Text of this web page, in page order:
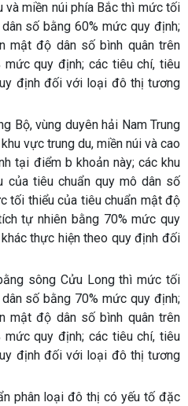
và miền núi phía Bắc thì mức tối
số bằng 60% mức quy định;
mật độ dân số bình quân trên
quy định; các tiêu chí, tiêu
định đối với loại đô thị tương
Bộ, vùng duyên hải Nam Trung
vực trung du, miền núi và cao
tại điểm b khoản này; các khu
tiêu chuẩn quy mô dân số
tối thiểu của tiêu chuẩn mật độ
tự nhiên bằng 70% mức quy
thực hiện theo quy định đối
sông Cửu Long thì mức tối
số bằng 70% mức quy định;
mật độ dân số bình quân trên
quy định; các tiêu chí, tiêu
định đối với loại đô thị tương
phân loại đô thị có yếu tố đặc